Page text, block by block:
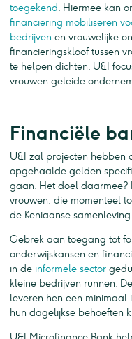
toegekend. Hiermee kan
financiering mobiliseren
bedrijven en vrouwelijke
financieringskloof tussen
te helpen dichten. U&I
vrouwen geleide
Financiële
U&I zal projecten
opgehaalde gelden
gaan. Het doel daarmee?
vrouwen, die momenteel
de Keniaanse
Gebrek aan toegang tot
onderwijskansen en
in de informele sector
kleine bedrijven runnen.
leveren hen een minimaal
hun dagelijkse behoeften